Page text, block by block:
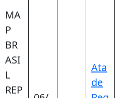
MA
P
BR
ASI
L
REP
Ata
de